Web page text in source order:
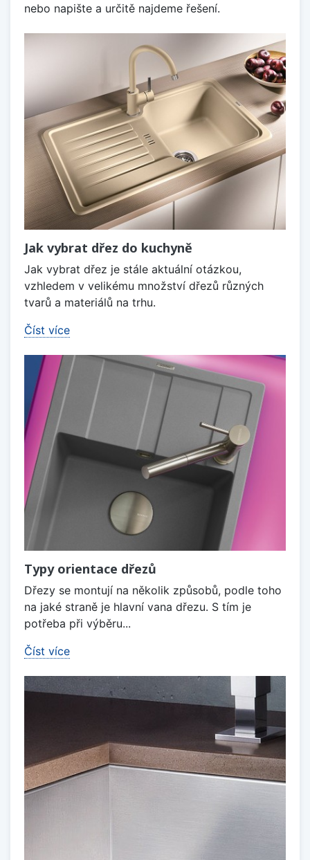
nebo napište a určitě najdeme řešení.
Jak vybrat dřez do kuchyně
Jak vybrat dřez je stále aktuální otázkou,
vzhledem v velikému množství dřezů různých
tvarů a materiálů na trhu.
Číst více
Typy orientace dřezů
Dřezy se montují na několik způsobů, podle toho
na jaké straně je hlavní vana dřezu. S tím je
potřeba při výběru...
Číst více